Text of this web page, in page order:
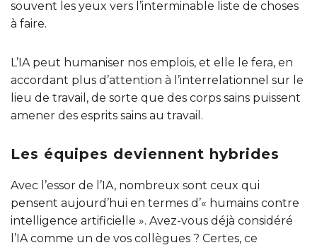
souvent les yeux vers l’interminable liste de choses
à faire.
L’IA peut humaniser nos emplois, et elle le fera, en
accordant plus d’attention à l’interrelationnel sur le
lieu de travail, de sorte que des corps sains puissent
amener des esprits sains au travail.
Les équipes deviennent hybrides
Avec l’essor de l’IA, nombreux sont ceux qui
pensent aujourd’hui en termes d’« humains contre
intelligence artificielle ». Avez-vous déjà considéré
l’IA comme un de vos collègues ? Certes, ce